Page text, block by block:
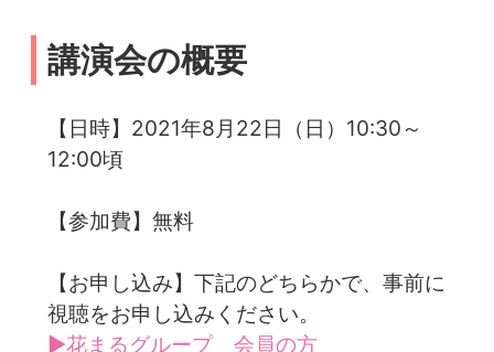
講演会の概要
【日時】2021年8月22日（日）10:30～
12:00頃
【参加費】無料
【お申し込み】下記のどちらかで、事前に
視聴をお申し込みください。
▶花まるグループ 会員の方